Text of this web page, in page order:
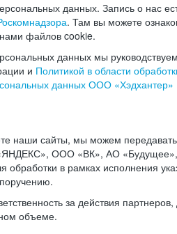
данных. Запись о нас
. Там вы можете
файлов cookie.
данных мы
и Политикой в области
данных ООО «Хэдхантер»
наши сайты, мы можем
ООО «ВК», АО
в рамках исполнения
за действия
объеме.